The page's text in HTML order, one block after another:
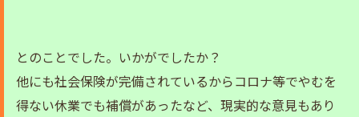
とのことでした。いかがでしたか？
他にも社会保険が完備されているからコロナ等でやむを
得ない休業でも補償があったなど、現実的な意見もあり